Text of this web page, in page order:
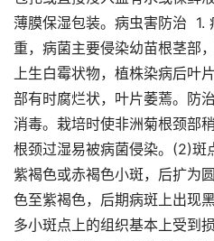
薄膜保湿包装。病虫害防治 1.
重，病菌主要侵染幼苗根茎部
上生白霉状物，植株染病后叶
部有时腐烂状，叶片萎蔫。防
消毒。栽培时使非洲菊根颈部
根颈过湿易被病菌侵染。(2)斑
紫褐色或赤褐色小斑，后扩为
色至紫褐色，后期病斑上出现
多小斑点上的组织基本上受到